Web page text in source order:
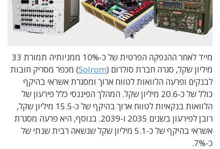
מייד לאחר ההנפקה הפרטית של כ-10% ממניותיה תמורת 33
מיליון שקל, סגרה חברת סולרום (Solrom) מכפר מסריק חובות
לבנקים ופרעה הלוואות לטווח ארוך ומסגרת אשראי בהיקף
כולל של כ-20.6 מיליון שקל. המהלך הפיננסי כלל פירעון של
הלוואות בנקאיות לטווח ארוך בהיקף של כ-15.5 מיליון שקל,
רובן לפירעון בשנים 2035 ו-2039. בנוסף, היא פרעה מסגרת
אשראי בהיקף של כ-5.1 מיליון שקל שנשאה רבית שנתי של
כ-7%.